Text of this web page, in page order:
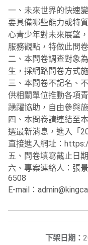
一、未來世界的快速
要具備哪些能力或特
心青少年對未來展望
服務觀點，特做此問
二、本問卷調查對象
生，採網路問卷方式
三、本問卷不記名、
供相關單位推動各項
踴躍協助，自由參與
四、本問卷請連結至
選最新消息，進入「
直接進入網址：
五、問卷填寫截止日
六、專案連絡人：張
6508
E-mail：
下架日期：